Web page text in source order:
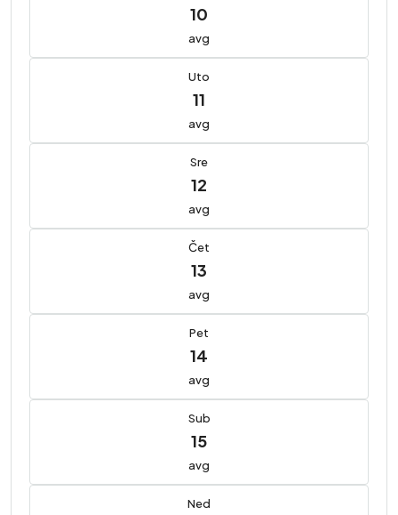
10
avg
Uto
11
avg
Sre
12
avg
Čet
13
avg
Pet
14
avg
Sub
15
avg
Ned